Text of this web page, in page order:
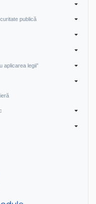
publică
aplicarea legii”